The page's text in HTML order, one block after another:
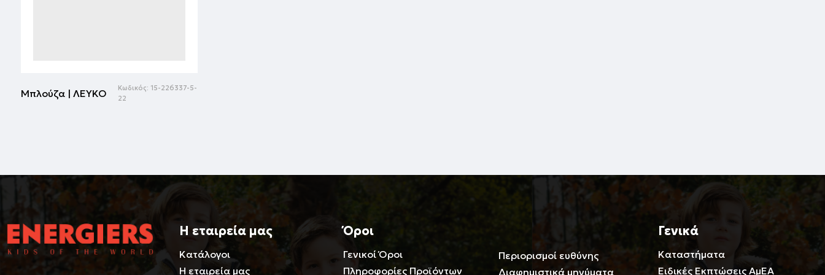
Μπλούζα | ΛΕΥΚΟ Κωδικός: 15-226337-5-
22
Η εταιρεία μας
Κατάλογοι
Η εταιρεία μας
Όροι
Γενικοί Όροι
Πληροφορίες Προϊόντων
Περιορισμοί ευθύνης
Διαφημιστικά μηνύματα
Γενικά
Καταστήματα
Ειδικές Εκπτώσεις ΑμΕΑ